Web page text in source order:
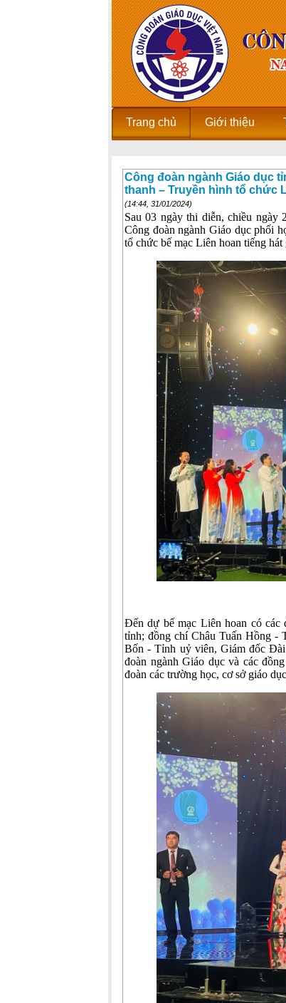
Trang chủ Giới thiệu
Công đoàn ngành Giáo dục
thanh – Truyền hình tổ chức
(14:44, 31/01/2024)
Sau 03 ngày thi diễn, chiều ngày
Công đoàn ngành Giáo dục phối
tổ chức bế mạc Liên hoan tiếng
Đến dự bế mạc Liên hoan có
tỉnh; đồng chí Châu Tuấn Hồng -
Bốn - Tỉnh uỷ viên, Giám đốc
đoàn ngành Giáo dục và các
đoàn các trường học, cơ sở giáo